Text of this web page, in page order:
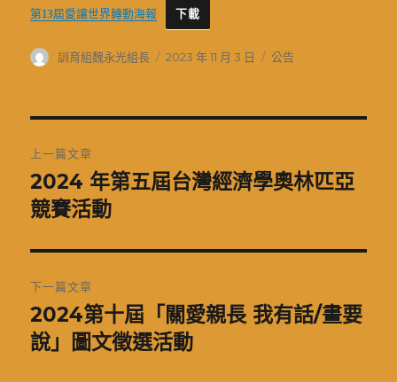
第13屆愛讓世界轉動海報 下載
作
訓育組魏永光組長
發
2023 年 11 月 3 日
分
公告
章
導
覽
上一篇文章
上
一
文
章:
2024 年第五屆台灣經濟學奧林匹亞
競賽活動
下一篇文章
下
一
2024第十屆「關愛親長 我有話/畫要
說」圖文徵選活動